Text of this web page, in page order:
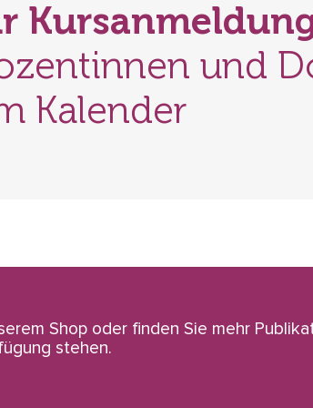
und
Kalender
Shop oder finden Sie mehr
stehen.